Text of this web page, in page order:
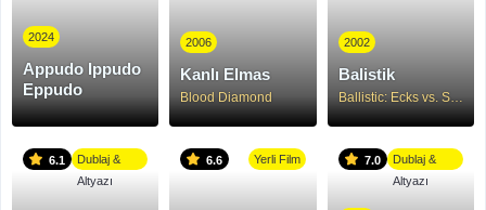
2024
Appudo Ippudo
Eppudo
2006
Kanlı Elmas
Blood Diamond
2002
Balistik
Ballistic: Ecks vs. Sever
6.1
Dublaj &
Altyazı
6.6 Yerli Film 7.0
Dublaj &
Altyazı